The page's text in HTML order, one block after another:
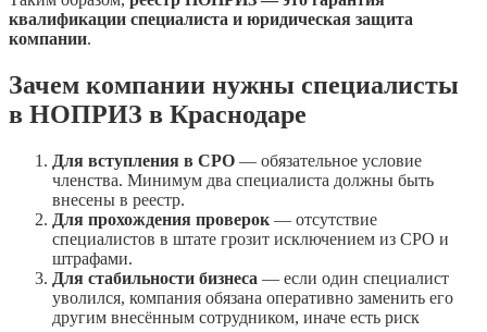
квалификации специалиста и юридическая защита
компании.
Зачем компании нужны специалисты
в НОПРИЗ в Краснодаре
Для вступления в СРО — обязательное условие
членства. Минимум два специалиста должны быть
внесены в реестр.
Для прохождения проверок — отсутствие
специалистов в штате грозит исключением из СРО и
штрафами.
Для стабильности бизнеса — если один специалист
уволился, компания обязана оперативно заменить его
другим внесённым сотрудником, иначе есть риск